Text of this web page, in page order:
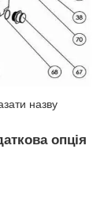
назву
опція